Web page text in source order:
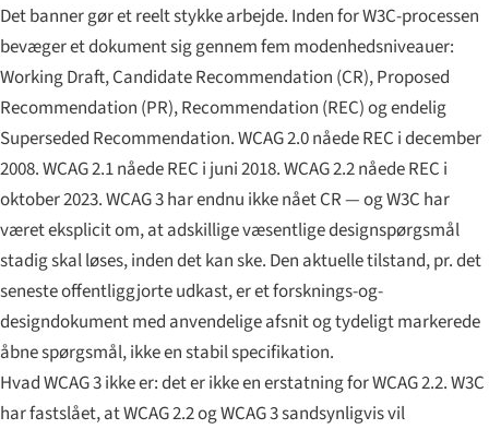
Det banner gør et reelt stykke arbejde. Inden for W3C-processen
bevæger et dokument sig gennem fem modenhedsniveauer:
Working Draft,Candidate Recommendation (CR),Proposed
Recommendation (PR),Recommendation (REC) og endelig
Superseded Recommendation. WCAG 2.0 nåede REC i december
2008. WCAG 2.1 nåede REC i juni 2018. WCAG 2.2 nåede REC i
oktober 2023. WCAG 3 har endnu ikke nået CR — og W3C har
været eksplicit om, at adskillige væsentlige designspørgsmål
stadig skal løses, inden det kan ske. Den aktuelle tilstand, pr. det
seneste offentliggjorte udkast, er et forsknings-og-
designdokument med anvendelige afsnit og tydeligt markerede
åbne spørgsmål, ikke en stabil specifikation.
Hvad WCAG 3 ikke er: det er ikke en erstatning for WCAG 2.2. W3C
har fastslået, at WCAG 2.2 og WCAG 3 sandsynligvis vil